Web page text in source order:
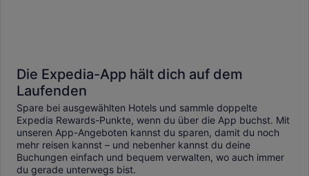
Die Expedia-App hält dich auf dem
Laufenden
Spare bei ausgewählten Hotels und sammle doppelte
Expedia Rewards-Punkte, wenn du über die App buchst. Mit
unseren App-Angeboten kannst du sparen, damit du noch
mehr reisen kannst – und nebenher kannst du deine
Buchungen einfach und bequem verwalten, wo auch immer
du gerade unterwegs bist.